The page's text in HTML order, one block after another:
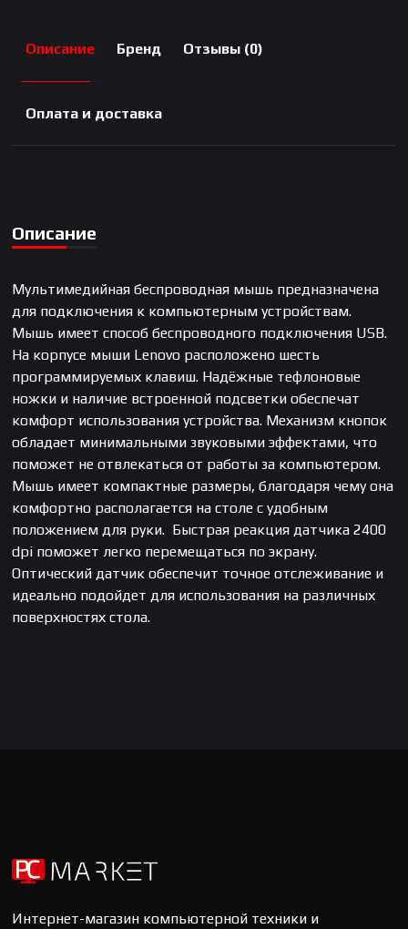
Описание Бренд Отзывы (0)
Оплата и доставка
Описание
Мультимедийная беспроводная мышь предназначена
для подключения к компьютерным устройствам.
Мышь имеет способ беспроводного подключения USB.
На корпусе мыши Lenovo расположено шесть
программируемых клавиш. Надёжные тефлоновые
ножки и наличие встроенной подсветки обеспечат
комфорт использования устройства. Механизм кнопок
обладает минимальными звуковыми эффектами, что
поможет не отвлекаться от работы за компьютером.
Мышь имеет компактные размеры, благодаря чему она
комфортно располагается на столе с удобным
положением для руки. Быстрая реакция датчика 2400
dpi поможет легко перемещаться по экрану.
Оптический датчик обеспечит точное отслеживание и
идеально подойдет для использования на различных
поверхностях стола.
Интернет-магазин компьютерной техники и